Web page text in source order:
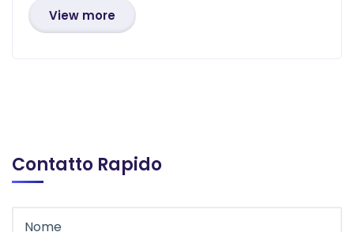
View more
Contatto Rapido